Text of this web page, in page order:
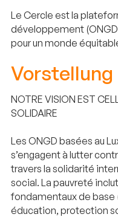
Le Cercle est la
développement
pour un monde
Vorstellung
NOTRE VISION EST
SOLIDAIRE
Les ONGD basées au
s’engagent à lutter
travers la solidarité
social. La pauvreté
fondamentaux de base
éducation, protection